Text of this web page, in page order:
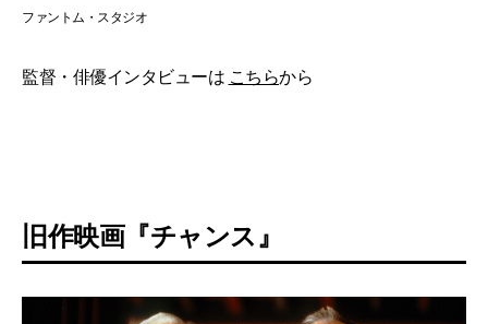
ファントム・スタジオ
監督・俳優インタビューは こちらから
旧作映画『チャンス』